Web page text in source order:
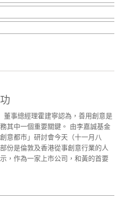
董事總經理霍建寧認為，善用創意是
其中一個重要關鍵。 由李嘉誠基金
意都市」研討會今天（十一月八
份是倫敦及香港從事創意行業的人
，作為一家上市公司，和黃的首要